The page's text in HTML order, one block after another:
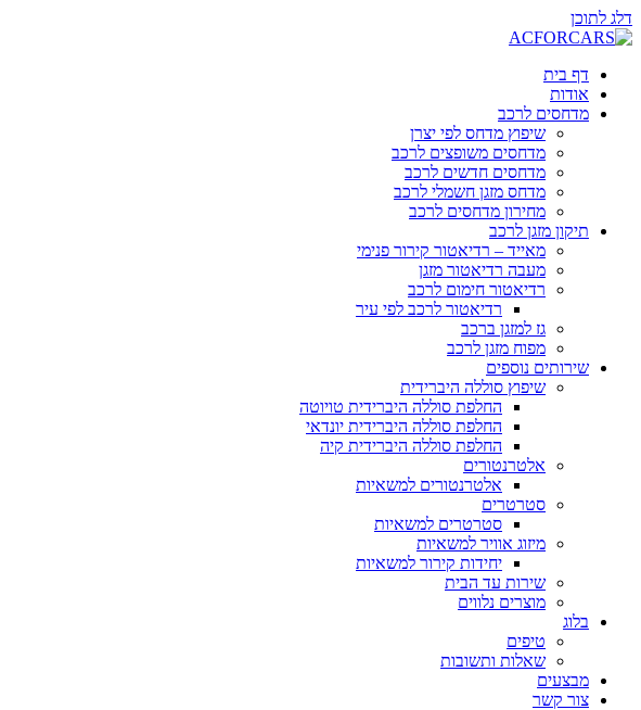
דלג לתוכן
דף בית
אודות
מדחסים לרכב
שיפוץ מדחס לפי יצרן
מדחסים משופצים לרכב
מדחסים חדשים לרכב
מדחס מזגן חשמלי לרכב
מחירון מדחסים לרכב
תיקון מזגן לרכב
מאייד – רדיאטור קירור פנימי
מעבה רדיאטור מזגן
רדיאטור חימום לרכב
רדיאטור לרכב לפי עיר
גז למזגן ברכב
מפוח מזגן לרכב
שירותים נוספים
שיפוץ סוללה היברידית
החלפת סוללה היברידית טויוטה
החלפת סוללה היברידית יונדאי
החלפת סוללה היברידית קיה
אלטרנטורים
אלטרנטורים למשאיות
סטרטרים
סטרטרים למשאיות
מיזוג אוויר למשאיות
יחידות קירור למשאיות
שירות עד הבית
מוצרים נלווים
בלוג
טיפים
שאלות ותשובות
מבצעים
צור קשר